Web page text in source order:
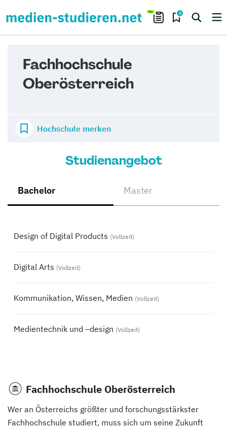
0
Fachhochschule
Oberösterreich
Hochschule merken
Studienangebot
Bachelor Master
Design of Digital Products (Vollzeit)
Digital Arts (Vollzeit)
Kommunikation, Wissen, Medien (Vollzeit)
Medientechnik und –design (Vollzeit)
Fachhochschule Oberösterreich
Wer an Österreichs größter und forschungsstärkster
Fachhochschule studiert, muss sich um seine Zukunft